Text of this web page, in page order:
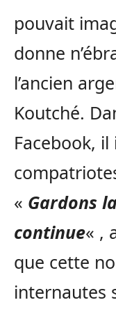
pouvait
donne
l’ancien
Koutché.
Facebook,
« Gardons
continue« ,
que cette
internautes